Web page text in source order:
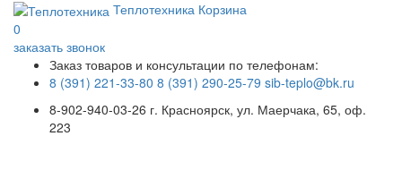
Теплотехника Корзина
0
заказать звонок
Заказ товаров и консультации по телефонам:
8 (391) 221-33-80 8 (391) 290-25-79 sib-teplo@bk.ru
8-902-940-03-26 г. Красноярск, ул. Маерчака, 65, оф.
223